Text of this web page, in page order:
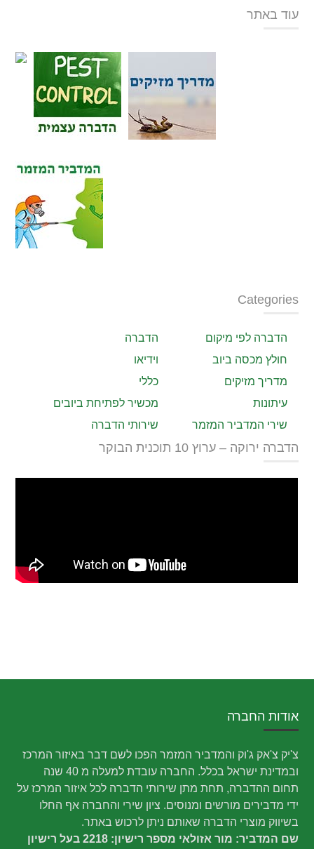
עוד באתר
Categories
הדברה
הדברה לפי מיקום
וידיאו
חולץ מכסה ביוב
כללי
מדריך מזיקים
מכשיר לפתיחת ביובים
עיתונות
שירותי הדברה
שירי המדביר המזמר
הדברה ירוקה – ערוץ 10 תוכנית הבוקר
אודות החברה
צ'יק צ'אק ג'וק והמדביר המזמר הפכו לשם דבר באיזור המרכז
ובמדינת ישראל בכלל. החברה עובדת למעלה מ 40 שנה
תחום ההדברה, תחת מתן שירותי הדברה לכל איזור המרכז על
ידי מדבירים מורשים ומנוסים. ציון שירי והחברה אף החלו
בשיווק מוצרי הדברה שאותם ניתן לרכוש באתר.
שם המדביר: מור אזולאי מספר רישיון: 2218 בעל רישיון